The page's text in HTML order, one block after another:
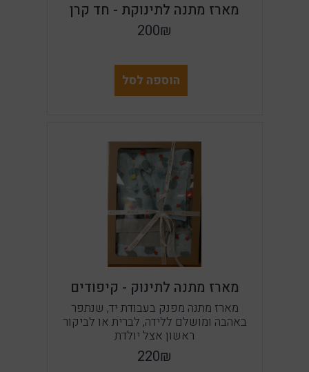
מארז מתנה לתינוקת - חד קרן
200₪
הוספה לסל
מארז מתנה לתינוק - קיפודים
מארז מתנה מפנק בעבודת יד, שנתפר
באהבה ומושלם ללידה, לברית או לביקור
ראשון אצל יולדת
220₪